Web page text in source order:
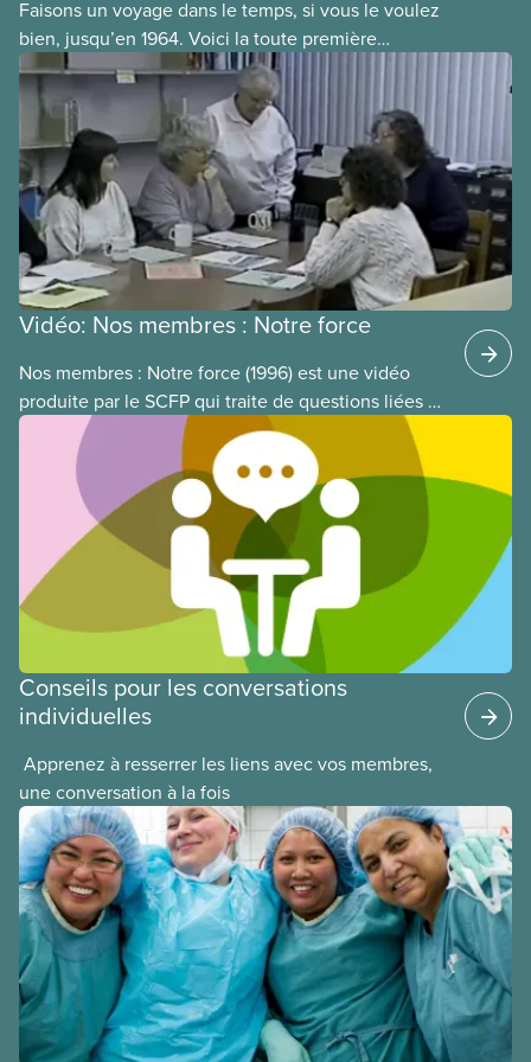
Faisons un voyage dans le temps, si vous le voulez
bien, jusqu’en 1964. Voici la toute première
publication du SCFP, Le Journal. Celle-ci a fait son
apparition, dans les deux langues officielles, en
octobre 1964, soit un an après le congrès de
fondation du SCFP, en septembre 1963.
Vidéo: Nos membres : Notre force
Nos membres : Notre force (1996) est une vidéo
produite par le SCFP qui traite de questions liées à
la participation des membres à notre syndicat. Elle
est présentée par la présidente nationale du SCFP
de l’époque, Judy Darcy, et montre des exemples
de réussite en matière d’implication et de
mobilisation des membres.
Conseils pour les conversations
individuelles
​ Apprenez à resserrer les liens avec vos membres,
une conversation à la fois